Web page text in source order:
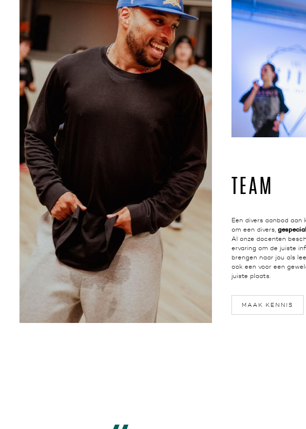
TEAM
Een divers aanbod
om een divers,
Al onze docenten
ervaring om de juiste
brengen naar jou als
ook een voor een
juiste plaats.
MAAK KENNIS